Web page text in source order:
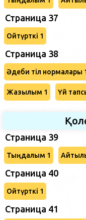
Страница 37
Ойтүрткі 1
Страница 38
Әдеби тіл нормалары
Жазылым 1 Үй
Страница 39
Тыңдалым 1
Страница 40
Ойтүрткі 1
Страница 41